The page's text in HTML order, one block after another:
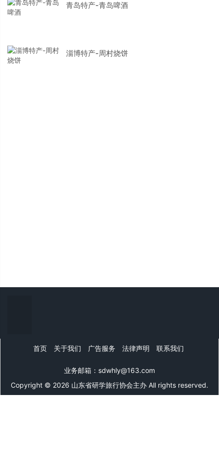
青岛特产-青岛啤酒
淄博特产-周村烧饼
首页 关于我们 广告服务 法律声明 联系我们
业务邮箱：sdwhly@163.com
Copyright © 2026 山东省研学旅行协会主办 All rights reserved.